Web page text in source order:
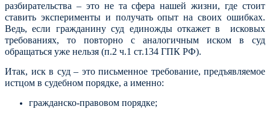
разбирательства – это не та сфера нашей жизни, где стоит
ставить эксперименты и получать опыт на своих ошибках.
Ведь, если гражданину суд единожды откажет в исковых
требованиях, то повторно с аналогичным иском в суд
обращаться уже нельзя (п.2 ч.1 ст.134 ГПК РФ).
Итак, иск в суд – это письменное требование, предъявляемое
истцом в судебном порядке, а именно:
гражданско-правовом порядке;